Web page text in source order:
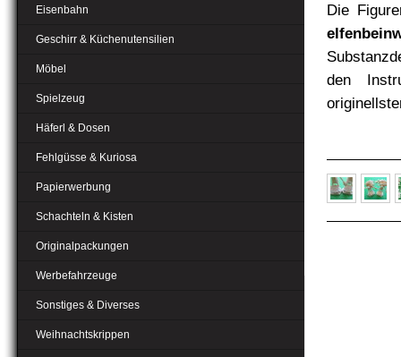
Eisenbahn
Geschirr & Küchenutensilien
Möbel
Spielzeug
Häferl & Dosen
Fehlgüsse & Kuriosa
Papierwerbung
Schachteln & Kisten
Originalpackungen
Werbefahrzeuge
Sonstiges & Diverses
Weihnachtskrippen
Die
den